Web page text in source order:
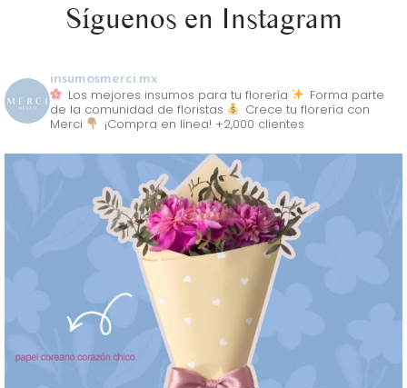
Síguenos en Instagram
insumosmerci.mx
Los mejores insumos para tu florería
Forma parte
de la comunidad de floristas
Crece tu florería con
Merci
¡Compra en línea! +2,000 clientes